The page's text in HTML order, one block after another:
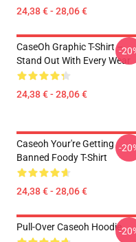
24,38 € - 28,06 €
CaseOh Graphic T-Shirt –
Stand Out With Every Wear
24,38 € - 28,06 €
-
Caseoh Your're Getting
Banned Foody T-Shirt
24,38 € - 28,06 €
-
Pull-Over Caseoh Hoodie-